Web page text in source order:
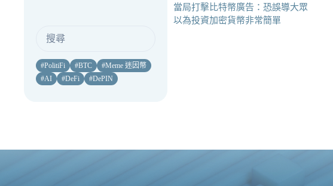
#PolitiFi #BTC #Meme 迷因幣
#AI #DeFi #DePIN
當局打擊比特幣廣告：恐誤導大眾
以為投資加密貨幣非常簡單